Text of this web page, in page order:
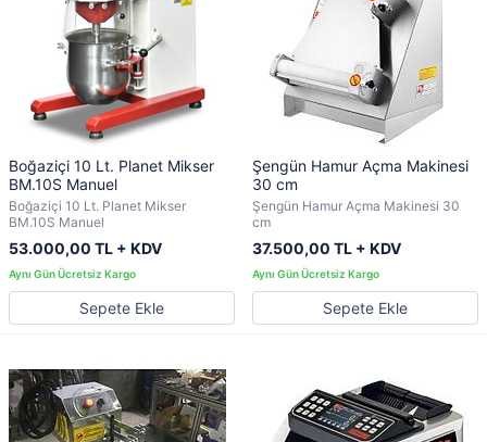
Boğaziçi 10 Lt. Planet Mikser
BM.10S Manuel
Boğaziçi 10 Lt. Planet Mikser
BM.10S Manuel
53.000,00 TL + KDV
Sepete Ekle
Şengün Hamur Açma Makinesi
30 cm
Şengün Hamur Açma Makinesi 30
cm
37.500,00 TL + KDV
Sepete Ekle